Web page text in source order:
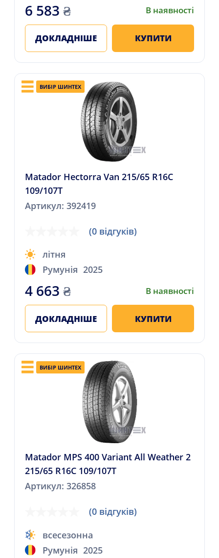
6 583 ₴ В наявності
ДОКЛАДНІШЕ КУПИТИ
ВИБІР ШИНТЕХ
Matador Hectorra Van 215/65 R16C
109/107T
Артикул: 392419
(0 відгуків)
літня
Румунія 2025
4 663 ₴ В наявності
ДОКЛАДНІШЕ КУПИТИ
ВИБІР ШИНТЕХ
Matador MPS 400 Variant All Weather 2
215/65 R16C 109/107T
Артикул: 326858
(0 відгуків)
всесезонна
Румунія 2025